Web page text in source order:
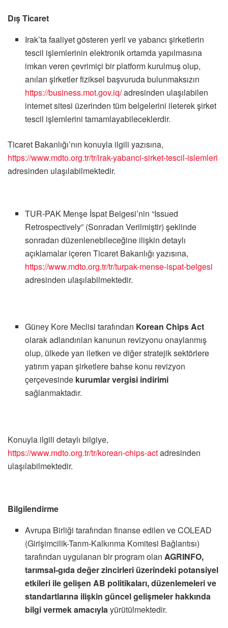
Dış Ticaret
Irak’ta faaliyet gösteren yerli ve yabancı şirketlerin
tescil işlemlerinin elektronik ortamda yapılmasına
imkan veren çevrimiçi bir platform kurulmuş olup,
anılan şirketler fiziksel başvuruda bulunmaksızın
https://business.mot.gov.iq/adresinden ulaşılabilen
internet sitesi üzerinden tüm belgelerini ileterek şirket
tescil işlemlerini tamamlayabileceklerdir.
Ticaret Bakanlığı’nın konuyla ilgili yazısına,
https://www.mdto.org.tr/tr/irak-yabanci-sirket-tescil-islemleri
adresinden ulaşılabilmektedir.
TUR-PAK Menşe İspat Belgesi’nin “Issued
Retrospectively” (Sonradan Verilmiştir) şeklinde
sonradan düzenlenebileceğine ilişkin detaylı
açıklamalar içeren Ticaret Bakanlığı yazısına,
https://www.mdto.org.tr/tr/turpak-mense-ispat-belgesi
adresinden ulaşılabilmektedir.
Güney Kore Meclisitarafından Korean Chips Act
olarakadlandırılan kanunun revizyonuonaylanmış
olup, ülkedeyarı iletken vediğerstratejik sektörlere
yatırımyapanşirketlerebahse konu revizyon
çerçevesinde kurumlar vergisi indirimi
sağlanmaktadır.
Konuyla ilgili detaylı bilgiye,
https://www.mdto.org.tr/tr/korean-chips-actadresinden
ulaşılabilmektedir.
Bilgilendirme
Avrupa Birliği tarafındanfinanse edilen ve COLEAD
(Girişimcilik-Tarım-Kalkınma Komitesi Bağlantısı)
tarafından uygulanan bir program olanAGRINFO,
tarımsal-gıda değerzincirleri üzerindeki potansiyel
etkileri ilegelişenAB politikaları,düzenlemeleri ve
standartlarına ilişkingüncelgelişmeler hakkında
bilgi vermekamacıylayürütülmektedir.